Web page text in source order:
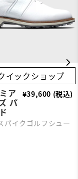
イックショップ
ア
パ
パイクゴルフシュー
¥39,600 (税込)